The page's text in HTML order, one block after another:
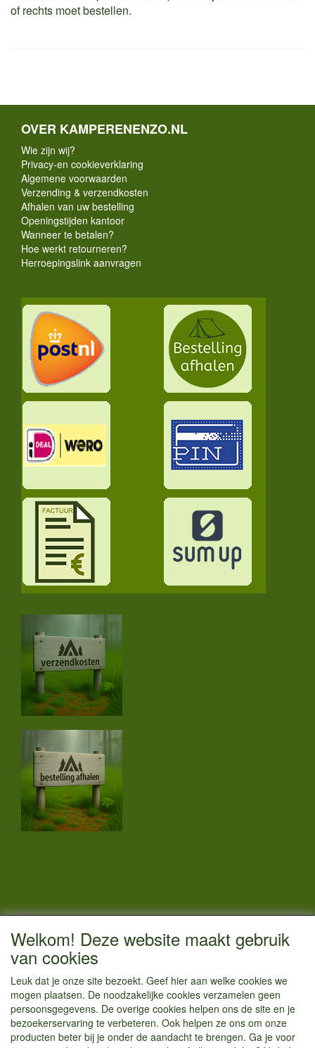
of rechts moet bestellen.
OVER KAMPERENENZO.NL
Wie zijn wij?
Privacy-en cookieverklaring
Algemene voorwaarden
Verzending & verzendkosten
Afhalen van uw bestelling
Openingstijden kantoor
Wanneer te betalen?
Hoe werkt retourneren?
Herroepingslink aanvragen
CONTACTGEGEVENS
Vestigingsadres:
Hoofdweg 36
1433 JW Kudelstaart
info@kamperenenzo.nl
Tel : 06 125 82 112
Welkom! Deze website maakt gebruik
van cookies
Leuk dat je onze site bezoekt. Geef hier aan welke cookies we
mogen plaatsen. De noodzakelijke cookies verzamelen geen
persoonsgegevens. De overige cookies helpen ons de site en je
bezoekerservaring te verbeteren. Ook helpen ze ons om onze
producten beter bij je onder de aandacht te brengen. Ga je voor